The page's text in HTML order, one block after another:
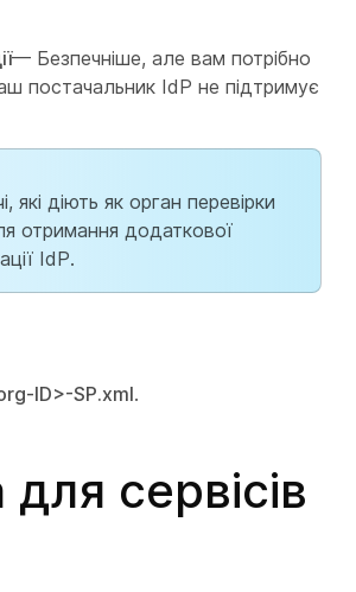
— Безпечніше, але вам потрібно
постачальник IdP не підтримує
які діють як орган перевірки
отримання додаткової
IdP.
ID>-SP.xml.
сервісів